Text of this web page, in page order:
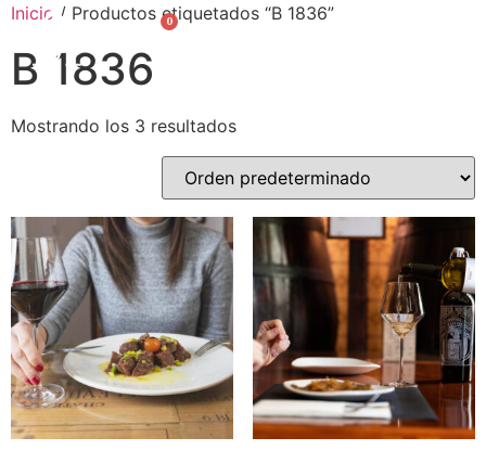
0
Inicio / Productos etiquetados “B 1836”
B 1836
Mostrando los 3 resultados